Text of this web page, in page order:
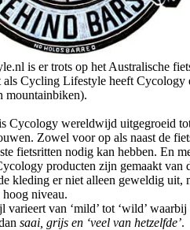
is er trots op het Australische
Cycling Lifestyle heeft Cycology
mountainbiken).
Cycology wereldwijd uitgegroeid
Zowel voor op als naast de
fietsritten nodig kan hebben. En
producten zijn gemaakt van
kleding er niet alleen geweldig uit,
niveau.
varieert van ‘mild’ tot ‘wild’
saai, grijs en ‘veel van hetzelfde’.